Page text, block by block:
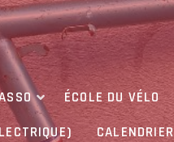
ÉCOLE DU VÉLO
CALENDRIER